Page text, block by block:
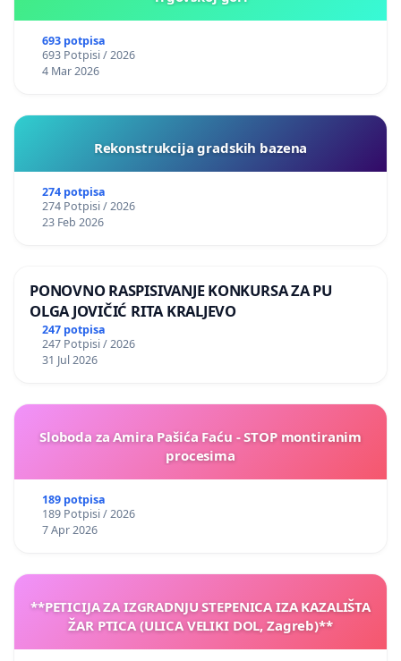
693 potpisa
693 Potpisi / 2026
4 Mar 2026
Rekonstrukcija gradskih bazena
274 potpisa
274 Potpisi / 2026
23 Feb 2026
PONOVNO RASPISIVANJE KONKURSA ZA PU
OLGA JOVIČIĆ RITA KRALJEVO
247 potpisa
247 Potpisi / 2026
31 Jul 2026
Sloboda za Amira Pašića Faću - STOP montiranim
procesima
189 potpisa
189 Potpisi / 2026
7 Apr 2026
**PETICIJA ZA IZGRADNJU STEPENICA IZA KAZALIŠTA
ŽAR PTICA (ULICA VELIKI DOL, Zagreb)**